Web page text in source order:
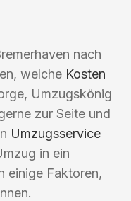
nach
welche Kosten
Umzugskönig
zur Seite und
Umzugsservice
in ein
einige Faktoren,